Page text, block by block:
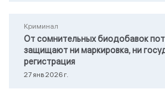
Криминал
От сомнительных биодобавок
защищают ни маркировка, ни
регистрация
27 янв 2026 г.